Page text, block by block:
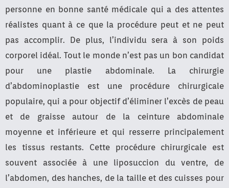
personne en bonne santé médicale qui a des attentes
réalistes quant à ce que la procédure peut et ne peut
pas accomplir. De plus, l’individu sera à son poids
corporel idéal. Tout le monde n’est pas un bon candidat
pour une plastie abdominale. La chirurgie
d’abdominoplastie est une procédure chirurgicale
populaire, qui a pour objectif d’éliminer l’excès de peau
et de graisse autour de la ceinture abdominale
moyenne et inférieure et qui resserre principalement
les tissus restants. Cette procédure chirurgicale est
souvent associée à une liposuccion du ventre, de
l’abdomen, des hanches, de la taille et des cuisses pour